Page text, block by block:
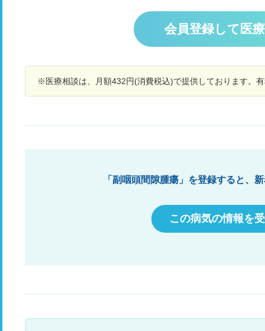
聞き取りにくく聞き返すことが増えてこまってい
ます。時々耳抜きができないような詰まった感じ
がすることも増えました… 加味帰脾湯という薬を
処方されましたが改善しません… ほかの病院を受
バイスあったらおしえてほしいです…
会員登録して医
※医療相談は、月額432円(消費税込)で提供しております。
「副咽頭間隙腫瘍」を登録すると、
この病気の情報を